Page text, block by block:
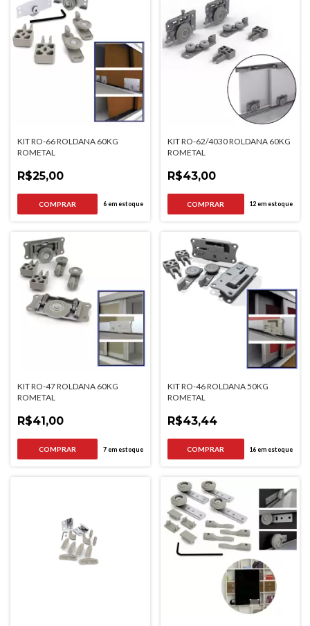
KIT RO-66 ROLDANA 60KG
ROMETAL
R$25,00
6em estoque
KIT RO-62/4030 ROLDANA 60KG
ROMETAL
R$43,00
12em estoque
KIT RO-47 ROLDANA 60KG
ROMETAL
R$41,00
7em estoque
KIT RO-46 ROLDANA 50KG
ROMETAL
R$43,44
16em estoque